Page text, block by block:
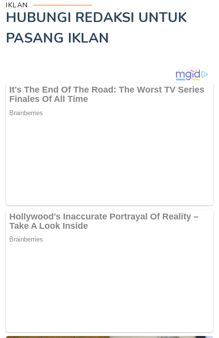
IKLAN
HUBUNGI REDAKSI UNTUK
PASANG IKLAN